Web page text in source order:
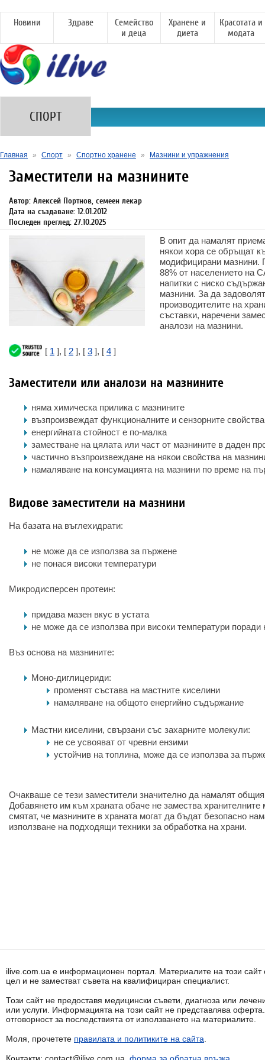
Новини Здраве
Семейство
и деца
Хранене и
диета
Красотата и
модата
СПОРТ
Главная » Спорт » Спортно хранене » Мазнини и упражнения
Заместители на мазнините
Автор: Алексей Портнов, семеен лекар
Дата на създаване: 12.01.2012
Последен преглед: 27.10.2025
В опит да намалят
някои хора се обръщат
модифицирани мазнини.
88% от населението на
напитки с ниско
мазнини. За да
производителите на
съставки, наречени
аналози на мазнини.
[ 1 ], [ 2 ], [ 3 ], [ 4 ]
Заместители или аналози на мазнините
няма химическа прилика с мазнините
възпроизвеждат функционалните и сензорните
енергийната стойност е по-малка
заместване на цялата или част от мазнините в даден
частично възпроизвеждане на някои свойства на
намаляване на консумацията на мазнини по време на
Видове заместители на мазнини
На базата на въглехидрати:
не може да се използва за пържене
не понася високи температури
Микродисперсен протеин:
придава мазен вкус в устата
не може да се използва при високи температури поради
Въз основа на мазнините:
Моно-диглицериди:
променят състава на мастните киселини
намаляване на общото енергийно съдържание
Мастни киселини, свързани със захарните молекули:
не се усвояват от чревни ензими
устойчив на топлина, може да се използва за
Очакваше се тези заместители значително да намалят
Добавянето им към храната обаче не замества хранителните
смятат, че мазнините в храната могат да бъдат безопасно
използване на подходящи техники за обработка на храни.
ilive.com.ua е информационен портал. Материалите на този
цел и не заместват съвета на квалифициран специалист.
Този сайт не предоставя медицински съвети, диагноза или
или услуги. Информацията на този сайт не представлява
отговорност за последствията от използването на материалите.
Моля, прочетете правилата и политиките на сайта